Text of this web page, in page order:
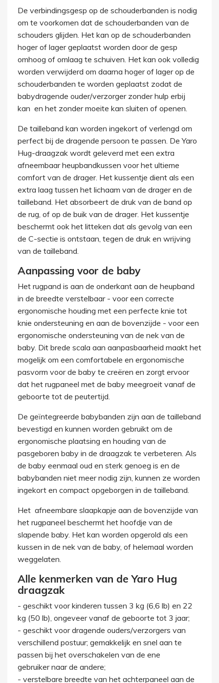
De verbindingsgesp op de schouderbanden is nodig
om te voorkomen dat de schouderbanden van de
schouders glijden. Het kan op de schouderbanden
hoger of lager geplaatst worden door de gesp
omhoog of omlaag te schuiven. Het kan ook volledig
worden verwijderd om daarna hoger of lager op de
schouderbanden te worden geplaatst zodat de
babydragende ouder/verzorger zonder hulp erbij
kan en het zonder moeite kan sluiten of openen.
De tailleband kan worden ingekort of verlengd om
perfect bij de dragende persoon te passen. De Yaro
Hug-draagzak wordt geleverd met een extra
afneembaar heupbandkussen voor het ultieme
comfort van de drager. Het kussentje dient als een
extra laag tussen het lichaam van de drager en de
tailleband. Het absorbeert de druk van de band op
de rug, of op de buik van de drager. Het kussentje
beschermt ook het litteken dat als gevolg van een
de C-sectie is ontstaan, tegen de druk en wrijving
van de tailleband.
Aanpassing voor de baby
Het rugpand is aan de onderkant aan de heupband
in de breedte verstelbaar - voor een correcte
ergonomische houding met een perfecte knie tot
knie ondersteuning en aan de bovenzijde - voor een
ergonomische ondersteuning van de nek van de
baby. Dit brede scala aan aanpasbaarheid maakt het
mogelijk om een ​​comfortabele en ergonomische
pasvorm voor de baby te creëren en zorgt ervoor
dat het rugpaneel met de baby meegroeit vanaf de
geboorte tot de peutertijd.
De geïntegreerde babybanden zijn aan de tailleband
bevestigd en kunnen worden gebruikt om de
ergonomische plaatsing en houding van de
pasgeboren baby in de draagzak te verbeteren. Als
de baby eenmaal oud en sterk genoeg is en de
babybanden niet meer nodig zijn, kunnen ze worden
ingekort en compact opgeborgen in de tailleband.
Het afneembare slaapkapje aan de bovenzijde van
het rugpaneel beschermt het hoofdje van de
slapende baby. Het kan worden opgerold als een
kussen in de nek van de baby, of helemaal worden
weggelaten.
Alle kenmerken van de Yaro Hug
draagzak
- geschikt voor kinderen tussen 3 kg (6,6 lb) en 22
kg (50 lb), ongeveer vanaf de geboorte tot 3 jaar;
- geschikt voor dragende ouders/verzorgers van
verschillend postuur; gemakkelijk en snel aan te
passen bij het overschakelen van de ene
gebruiker naar de andere;
- verstelbare breedte van het achterpaneel aan de